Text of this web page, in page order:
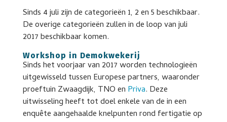
Sinds 4 juli zijn de categorieën 1, 2 en 5 beschikbaar.
De overige categorieën zullen in de loop van juli
2017 beschikbaar komen.
Workshop in Demokwekerij
Sinds het voorjaar van 2017 worden technologieën
uitgewisseld tussen Europese partners, waaronder
proeftuin Zwaagdijk, TNO en Priva. Deze
uitwisseling heeft tot doel enkele van de in een
enquête aangehaalde knelpunten rond fertigatie op